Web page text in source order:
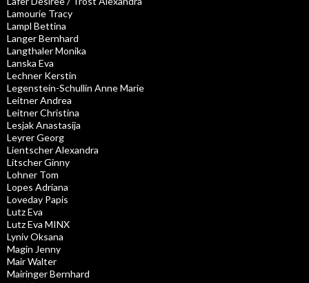
Lamourie Tracy
Lampl Bettina
Langer Bernhard
Langthaler Monika
Lanska Eva
Lechner Kerstin
Legenstein-Schullin Anne Marie
Leitner Andrea
Leitner Christina
Lesjak Anastasija
Leyrer Georg
Lientscher Alexandra
Litscher Ginny
Lohner Tom
Lopes Adriana
Loveday Papis
Lutz Eva
Lutz Eva MINX
Lyniv Oksana
Magin Jenny
Mair Walter
Mairinger Bernhard